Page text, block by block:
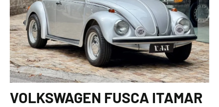
VOLKSWAGEN FUSCA ITAMAR